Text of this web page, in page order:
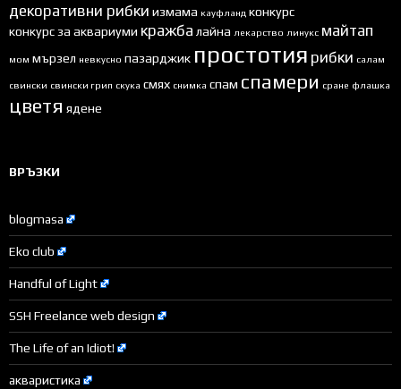
декоративни рибки измама кауфланд конкурс
конкурс за аквариуми кражба лайна лекарство линукс майтап
мом мързел невкусно пазарджик простотия рибки салам
свински свински грип скука смях снимка спам спамери сране флашка
цветя ядене
ВРЪЗКИ
blogmasa
Eko club
Handful of Light
SSH Freelance web design
The Life of an Idiot!
акваристика